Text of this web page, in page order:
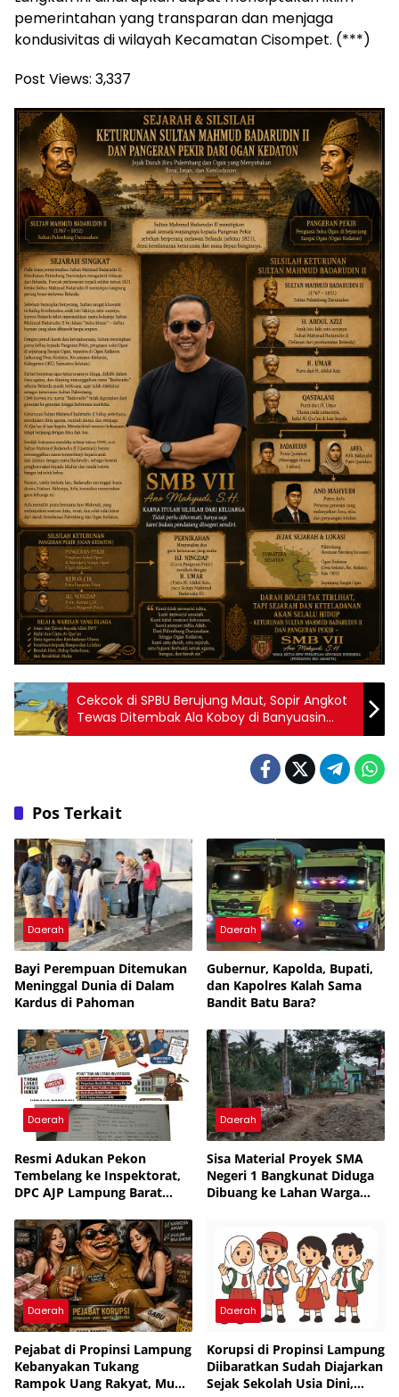
pemerintahan yang transparan dan menjaga
kondusivitas di wilayah Kecamatan Cisompet. (***)
Post Views: 3,337
Cekcok di SPBU Berujung Maut, Sopir Angkot
Tewas Ditembak Ala Koboy di Banyuasin
Sumatera Selatan
Pos Terkait
Daerah
Bayi Perempuan Ditemukan
Meninggal Dunia di Dalam
Kardus di Pahoman
Daerah
Gubernur, Kapolda, Bupati,
dan Kapolres Kalah Sama
Bandit Batu Bara?
Daerah
Resmi Adukan Pekon
Tembelang ke Inspektorat,
DPC AJP Lampung Barat
Dugaan Penyimpangan Dana
Desa
Daerah
Sisa Material Proyek SMA
Negeri 1 Bangkunat Diduga
Dibuang ke Lahan Warga
Daerah
Pejabat di Propinsi Lampung
Kebanyakan Tukang
Rampok Uang Rakyat, Muka
Daerah
Korupsi di Propinsi Lampung
Diibaratkan Sudah Diajarkan
Sejak Sekolah Usia Dini,